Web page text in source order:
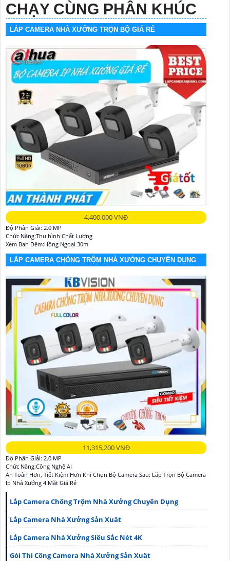
CHẠY CÙNG PHÂN KHÚC
LẮP CAMERA NHÀ XƯỞNG TRỌN BỘ GIÁ RẺ
4,400,000 VNĐ
Độ Phân Giải: 2.0 MP
Chức Năng:Thu hình Chất Lượng
Xem Ban Đêm:Hồng Ngoại 30m
LẮP CAMERA CHỐNG TRỘM NHÀ XƯỞNG CHUYÊN DỤNG
11,315,200 VNĐ
Độ Phân Giải: 2.0 MP
Chức Năng:Công Nghệ AI
An Toàn Hơn, Tiết Kiệm Hơn Khi Chọn Bộ Camera Sau: Lắp Trọn Bộ Camera
Ip Nhà Xưởng 4 Mắt Giá Rẻ
Lắp Camera Chống Trộm Nhà Xưởng Chuyên Dụng
Lắp Camera Nhà Xưởng Sản Xuất
Lắp Camera Nhà Xưởng Siêu Sắc Nét 4K
Gói Thi Công Camera Nhà Xưởng Sản Xuất